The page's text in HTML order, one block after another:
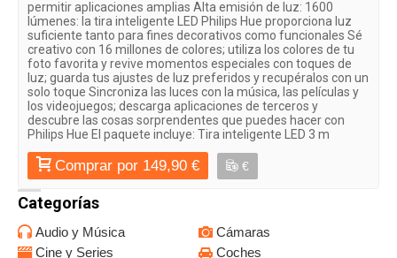
permitir aplicaciones amplias Alta emisión de luz: 1600
lúmenes: la tira inteligente LED Philips Hue proporciona luz
suficiente tanto para fines decorativos como funcionales Sé
creativo con 16 millones de colores; utiliza los colores de tu
foto favorita y revive momentos especiales con toques de
luz; guarda tus ajustes de luz preferidos y recupéralos con un
solo toque Sincroniza las luces con la música, las películas y
los videojuegos; descarga aplicaciones de terceros y
descubre las cosas sorprendentes que puedes hacer con
Philips Hue El paquete incluye: Tira inteligente LED 3 m
Comprar por 149,90 € €
Categorías
Audio y Música
Cámaras
Cine y Series
Coches